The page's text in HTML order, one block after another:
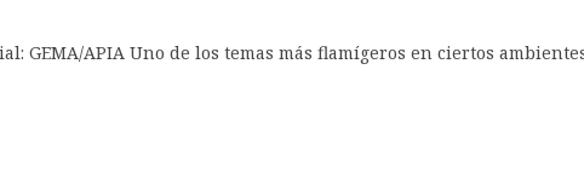
GEMA/APIA Uno de los temas más flamígeros en ciertos